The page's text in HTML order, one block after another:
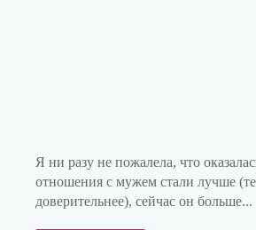
Я ни разу не пожалела, что
отношения с мужем стали лучше
доверительнее), сейчас он больше...